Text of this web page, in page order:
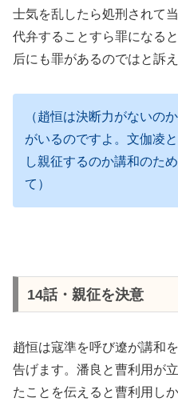
士気を乱したら処刑されて
代弁することすら罪になる
后にも罪があるのではと訴え
（趙恒は決断力がないの
がいるのですよ。文伽凌
し親征するのか講和のた
て）
14話・親征を決意
趙恒は寇準を呼び遼が講和
告げます。潘良と曹利用が
たことを伝えると曹利用し